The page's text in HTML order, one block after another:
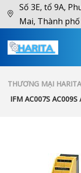
Số 3E, tổ 9A,
Mai, Thành
THƯƠNG MẠI HARITA
IFM AC007S AC009S